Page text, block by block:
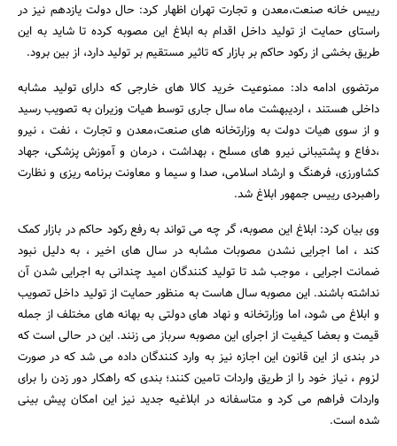
رییس خانه صنعت،معدن و تجارت تهران اظهار کرد: حال دولت یازدهم نیز در
راستای حمایت از تولید داخل اقدام به ابلاغ این مصوبه کرده تا شاید به این
طریق بخشی از رکود حاکم بر بازار که تاثیر مستقیم بر تولید دارد، از بین برود.
مرتضوی ادامه داد: ممنوعیت خرید کالا های خارجی که دارای تولید مشابه
داخلی هستند ، اردیبهشت ماه سال جاری توسط هیات وزیران به تصویب رسید
و از سوی هیات دولت به وزارتخانه های صنعت،معدن و تجارت ، نفت ، نیرو
،دفاع و پشتیبانی نیرو های مسلح ، بهداشت ، درمان و آموزش پزشکی، جهاد
کشاورزی، فرهنگ و ارشاد اسلامی، صدا و سیما و معاونت برنامه ریزی و نظارت
راهبردی رییس جمهور ابلاغ شد.
وی بیان کرد: ابلاغ این مصوبه، گر چه می تواند به رفع رکود حاکم در بازار کمک
کند ، اما اجرایی نشدن مصوبات مشابه در سال های اخیر ، به دلیل نبود
ضمانت اجرایی ، موجب شد تا تولید کنندگان امید چندانی به اجرایی شدن آن
نداشته باشند. این مصوبه سال هاست به منظور حمایت از تولید داخل تصویب
و ابلاغ می شود، اما وزارتخانه و نهاد های دولتی به بهانه های مختلف از جمله
قیمت و بعضا کیفیت از اجرای این مصوبه سرباز می زنند. این در حالی است که
در بندی از این قانون این اجازه نیز به وارد کنندگان داده می شد که در صورت
لزوم ، نیاز خود را از طریق واردات تامین کنند؛ بندی که راهکار دور زدن را برای
واردات فراهم می کرد و متاسفانه در ابلاغیه جدید نیز این امکان پیش بینی
شده است.